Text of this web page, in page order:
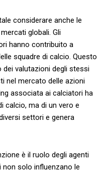
considerare anche le
globali. Gli
hanno contribuito a
squadre di calcio. Questo
valutazioni degli stessi
nel mercato delle azioni
associata ai calciatori ha
calcio, ma di un vero ⁢e
settori e genera
è il ruolo degli agenti
solo⁣ influenzano le